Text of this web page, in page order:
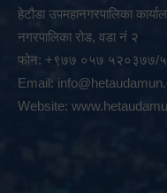
हेटौडा उपमहानगरपालिका
नगरपालिका रोड, वडा नं २
फोन: +९७७ ०५७ ५२०३७७/
Email:
Website: